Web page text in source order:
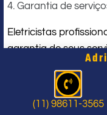
4. Garantia de
Eletricistas
garantia de seus
problemas após a
poderão corrigir sem
Como
(11) 98611-3565